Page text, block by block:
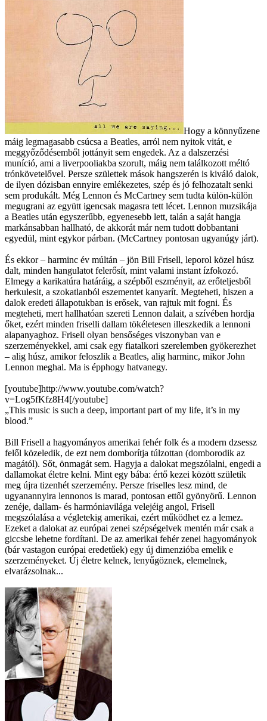
Hogy a könnyűzene
máig legmagasabb csúcsa a Beatles, arról nem nyitok vitát, e
meggyőződésemből jottányit sem engedek. Az a dalszerzési
muníció, ami a liverpooliakba szorult, máig nem találkozott méltó
trónkövetelővel. Persze születtek mások hangszerén is kiváló dalok,
de ilyen dózisban ennyire emlékezetes, szép és jó felhozatalt senki
sem produkált. Még Lennon és McCartney sem tudta külön-külön
megugrani az együtt igencsak magasra tett lécet. Lennon muzsikája
a Beatles után egyszerűbb, egyenesebb lett, talán a saját hangja
markánsabban hallható, de akkorát már nem tudott dobbantani
egyedül, mint egykor párban. (McCartney pontosan ugyanúgy járt).
És ekkor – harminc év múltán – jön Bill Frisell, leporol közel húsz
dalt, minden hangulatot felerősít, mint valami instant ízfokozó.
Elmegy a karikatúra határáig, a szépből eszményit, az erőteljesből
herkulesit, a szokatlanból eszementet kanyarít. Megteheti, hiszen a
dalok eredeti állapotukban is erősek, van rajtuk mit fogni. És
megteheti, mert hallhatóan szereti Lennon dalait, a szívében hordja
őket, ezért minden friselli dallam tökéletesen illeszkedik a lennoni
alapanyaghoz. Frisell olyan bensőséges viszonyban van e
szerzeményekkel, ami csak egy fiatalkori szerelemben gyökerezhet
– alig húsz, amikor feloszlik a Beatles, alig harminc, mikor John
Lennon meghal. Ma is épphogy hatvanegy.
[youtube]http://www.youtube.com/watch?
v=Log5fKfz8H4[/youtube]
„This music is such a deep, important part of my life, it’s in my
blood.”
Bill Frisell a hagyományos amerikai fehér folk és a modern dzsessz
felől közeledik, de ezt nem domborítja túlzottan (domborodik az
magától). Sőt, önmagát sem. Hagyja a dalokat megszólalni, engedi a
dallamokat életre kelni. Mint egy bába: értő kezei között születik
meg újra tizenhét szerzemény. Persze friselles lesz mind, de
ugyanannyira lennonos is marad, pontosan ettől gyönyörű. Lennon
zenéje, dallam- és harmóniavilága velejéig angol, Frisell
megszólalása a végletekig amerikai, ezért működhet ez a lemez.
Ezeket a dalokat az európai zenei szépségelvek mentén már csak a
giccsbe lehetne fordítani. De az amerikai fehér zenei hagyományok
(bár vastagon európai eredetűek) egy új dimenzióba emelik e
szerzeményeket. Új életre kelnek, lenyűgöznek, elemelnek,
elvarázsolnak...